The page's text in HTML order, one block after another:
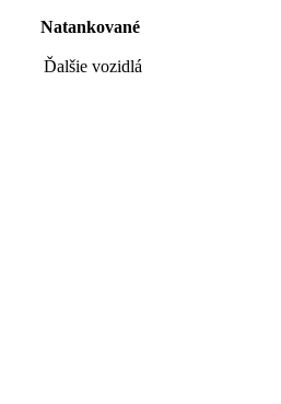
Natankované
Ďalšie vozidlá